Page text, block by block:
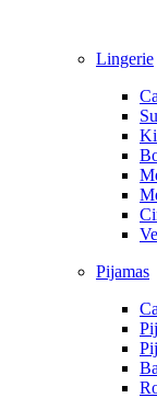
Lingerie
Pijamas